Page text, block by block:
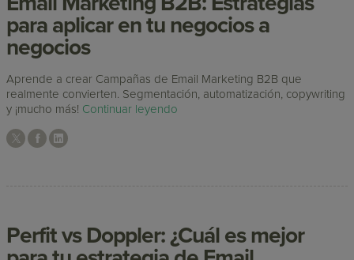
para aplicar en tu negocios a
negocios
Aprende a crear Campañas de Email Marketing B2B que
realmente convierten. Segmentación, automatización, copywriting
y ¡mucho más! Continuar leyendo
Perfit vs Doppler: ¿Cuál es mejor